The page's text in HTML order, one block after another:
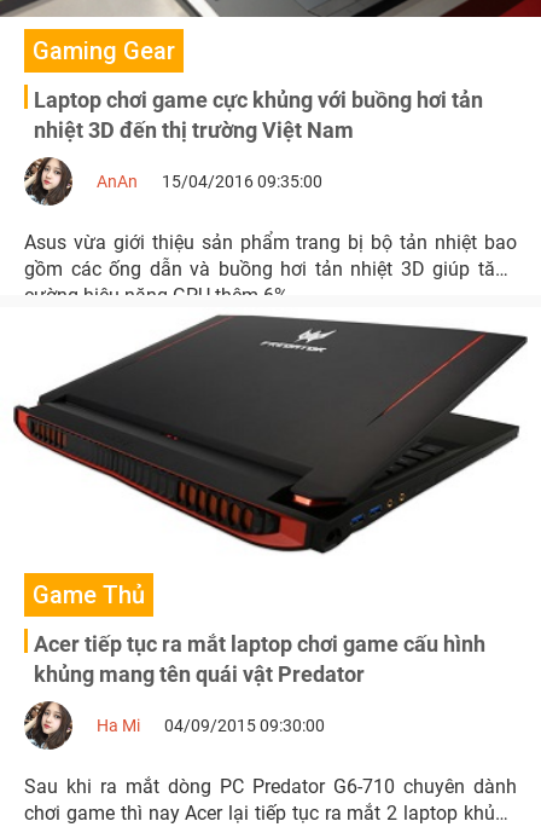
Gaming Gear
Laptop chơi game cực khủng với buồng hơi tản
nhiệt 3D đến thị trường Việt Nam
AnAn 15/04/2016 09:35:00
Asus vừa giới thiệu sản phẩm trang bị bộ tản nhiệt bao
gồm các ống dẫn và buồng hơi tản nhiệt 3D giúp tăng
cường hiệu năng GPU thêm 6%.
Game Thủ
Acer tiếp tục ra mắt laptop chơi game cấu hình
khủng mang tên quái vật Predator
Ha Mi 04/09/2015 09:30:00
Sau khi ra mắt dòng PC Predator G6-710 chuyên dành
chơi game thì nay Acer lại tiếp tục ra mắt 2 laptop khủng